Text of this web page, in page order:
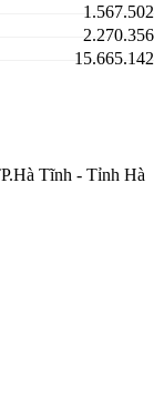
1.567.502
2.270.356
15.665.142
Tĩnh - Tỉnh Hà